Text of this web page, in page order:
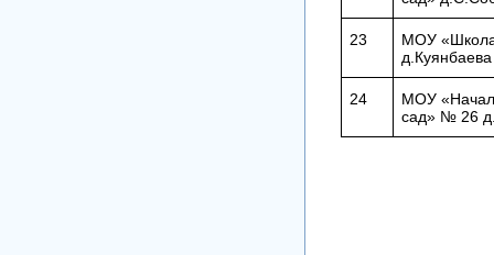
23
МОУ
д.Куянбаева
24
МОУ
сад» № 26